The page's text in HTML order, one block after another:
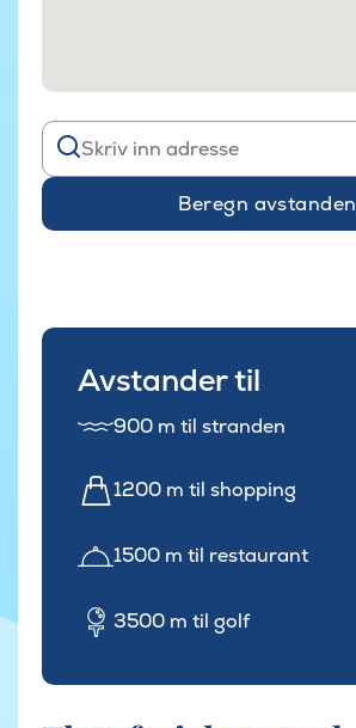
Beregn avstanden
Avstander til
900 m til stranden
1200 m til shopping
1500 m til restaurant
3500 m til golf